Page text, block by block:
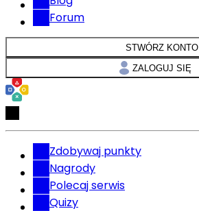
Forum
STWÓRZ KONTO
ZALOGUJ SIĘ
Zdobywaj punkty
Nagrody
Polecaj serwis
Quizy